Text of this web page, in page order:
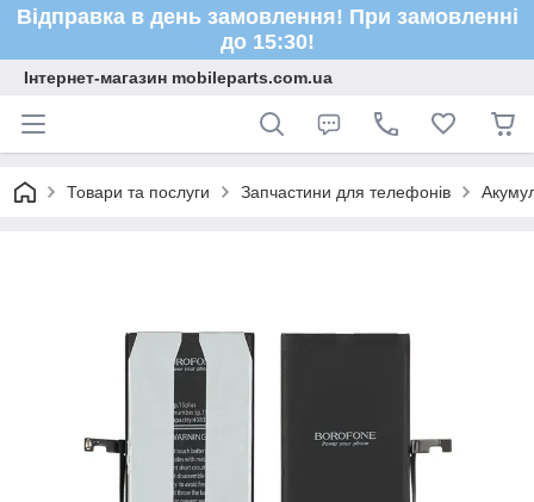
Відправка в день замовлення! При замовленні
до 15:30!
Інтернет-магазин mobileparts.com.ua
Товари та послуги Запчастини для телефонів